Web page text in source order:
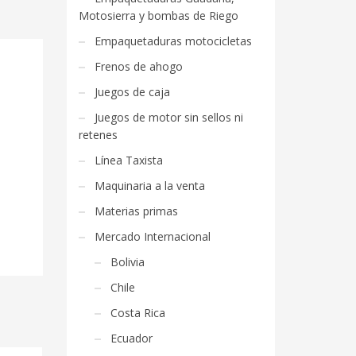
Motosierra y bombas de Riego
Empaquetaduras motocicletas
Frenos de ahogo
Juegos de caja
Juegos de motor sin sellos ni
retenes
Línea Taxista
Maquinaria a la venta
Materias primas
Mercado Internacional
Bolivia
Chile
Costa Rica
Ecuador